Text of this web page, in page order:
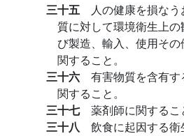
三十五 人の健康を損な
質に対して環境衛生上
び製造、輸入、使用そ
関すること。
三十六 有害物質を含有
関すること。
三十七 薬剤師に関するこ
三十八 飲食に起因する